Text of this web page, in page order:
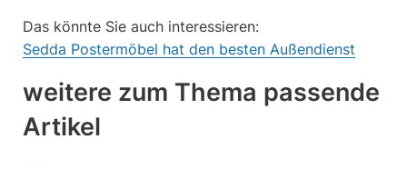
Das könnte Sie auch interessieren:
Sedda Postermöbel hat den besten Außendienst
weitere zum Thema passende
Artikel